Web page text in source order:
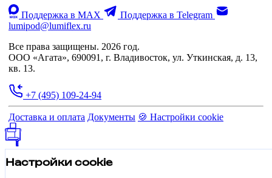
Поддержка в MAX
Поддержка в Telegram
lumipod@lumiflex.ru
Все права защищены. 2026 год.
ООО «Агата», 690091, г. Владивосток, ул. Уткинская, д. 13,
кв. 13.
+7 (495) 109-24-94
Доставка и оплата Документы 🍪 Настройки cookie
Настройки cookie